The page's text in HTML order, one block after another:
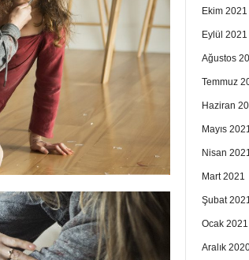
Ekim 2021
Eylül 2021
Ağustos
Temmuz
Haziran
Mayıs 2021
Nisan 2021
Mart 2021
Şubat 2021
Ocak 2021
Aralık